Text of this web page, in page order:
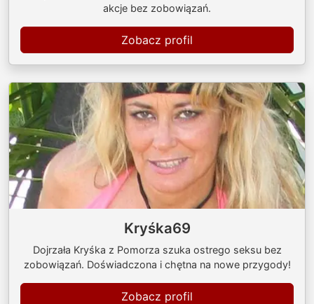
akcje bez zobowiązań.
Zobacz profil
Kryśka69
Dojrzała Kryśka z Pomorza szuka ostrego seksu bez
zobowiązań. Doświadczona i chętna na nowe przygody!
Zobacz profil